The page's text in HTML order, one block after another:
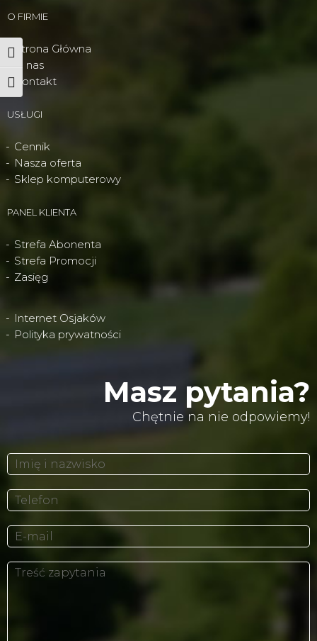
Wysoki kontrast
Powiększ tekst
O FIRMIE
Strona Główna
O nas
Kontakt
USŁUGI
Cennik
Nasza oferta
Sklep komputerowy
PANEL KLIENTA
Strefa Abonenta
Strefa Promocji
Zasięg
Internet Osjaków
Polityka prywatności
Masz pytania?
Chętnie na nie odpowiemy!